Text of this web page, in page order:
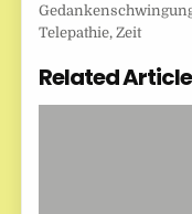
Telepathie,Zeit
Related